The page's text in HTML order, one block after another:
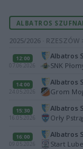
ALBATROS
2025/2026 · RZESZÓW
12:00
07.06.2026
Albatros
SNK
14:00
24.05.2026
Albatros
Grom
15:30
16.05.2026
Albatros
Orły
16:00
09.05.2026
Albatros
Start